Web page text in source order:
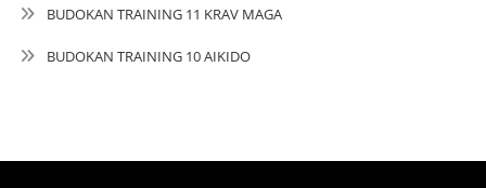
BUDOKAN TRAINING 11 KRAV MAGA
BUDOKAN TRAINING 10 AIKIDO